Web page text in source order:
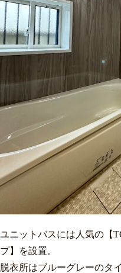
ユニットバスには人気の【
プ】を設置。
脱衣所はブルーグレーのタ